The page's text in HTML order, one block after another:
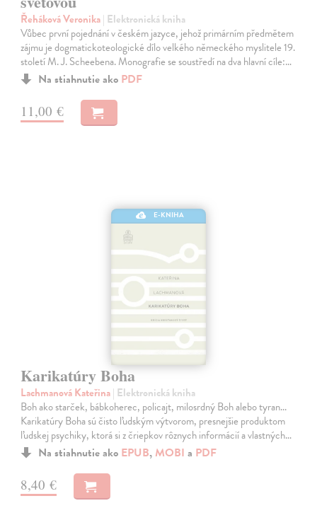
Řeháková Veronika| Elektronická kniha
Vůbec první pojednání v českém jazyce, jehož primárním předmětem
zájmu je dogmatickoteologické dílo velkého německého myslitele 19.
století M. J. Scheebena. Monografie se soustředí na dva hlavní cíle:…
Na stiahnutie ako PDF
11,00 €
E-KNIHA
Karikatúry Boha
Lachmanová Kateřina| Elektronická kniha
Boh ako starček, bábkoherec, policajt, milosrdný Boh alebo tyran...
Karikatúry Boha sú čisto ľudským výtvorom, presnejšie produktom
ľudskej psychiky, ktorá si z čriepkov rôznych informácií a vlastných…
Na stiahnutie ako EPUB, MOBI a PDF
8,40 €